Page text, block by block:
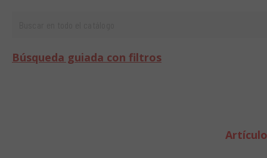
Búsqueda guiada con filtros